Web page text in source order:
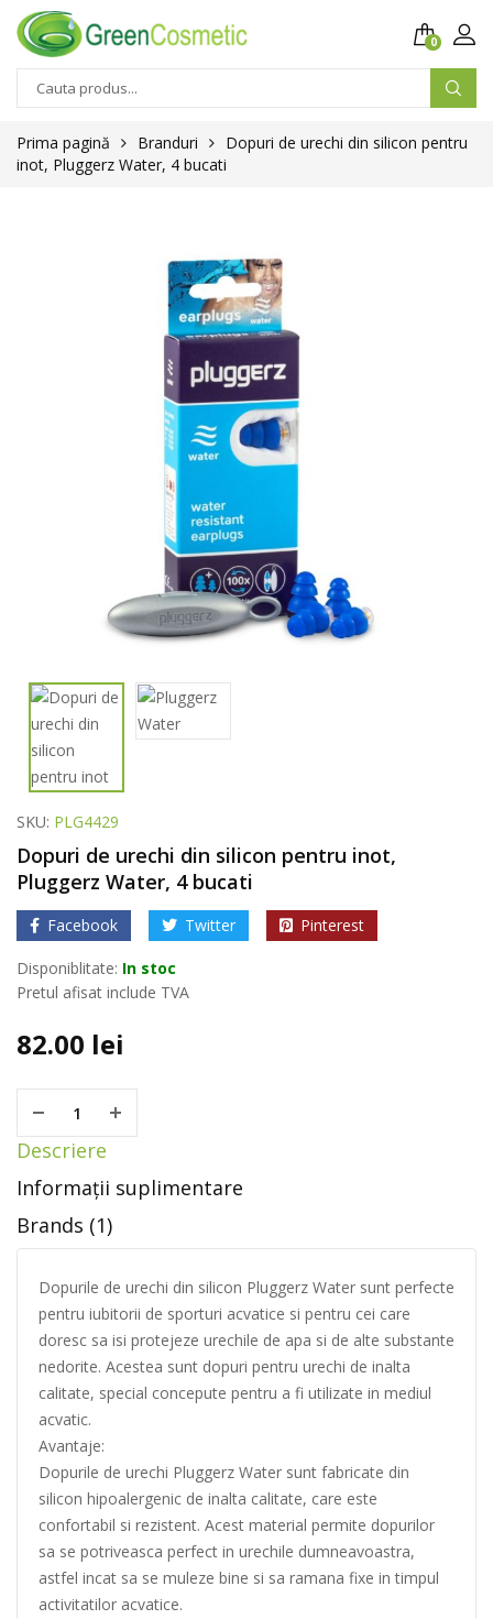
0
Prima pagină Branduri
Dopuri de urechi din silicon pentru
inot, Pluggerz Water, 4 bucati
SKU: PLG4429
Dopuri de urechi din silicon pentru inot,
Pluggerz Water, 4 bucati
Facebook Twitter Pinterest
Disponiblitate: In stoc
Pretul afisat include TVA
82.00 lei
Descriere
Informații suplimentare
Brands (1)
Dopurile de urechi din silicon Pluggerz Water sunt perfecte
pentru iubitorii de sporturi acvatice si pentru cei care
doresc sa isi protejeze urechile de apa si de alte substante
nedorite. Acestea sunt dopuri pentru urechi de inalta
calitate, special concepute pentru a fi utilizate in mediul
acvatic.
Avantaje:
Dopurile de urechi Pluggerz Water sunt fabricate din
silicon hipoalergenic de inalta calitate, care este
confortabil si rezistent. Acest material permite dopurilor
sa se potriveasca perfect in urechile dumneavoastra,
astfel incat sa se muleze bine si sa ramana fixe in timpul
activitatilor acvatice.